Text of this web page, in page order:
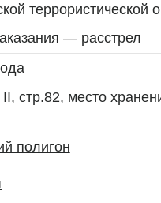
террористической
— расстрел
стр.82, место
полигон